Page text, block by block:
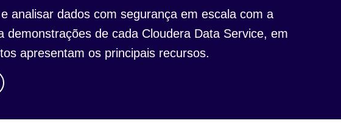
analisar dados com segurança em escala com a
demonstrações de cada Cloudera Data Service, em
apresentam os principais recursos.